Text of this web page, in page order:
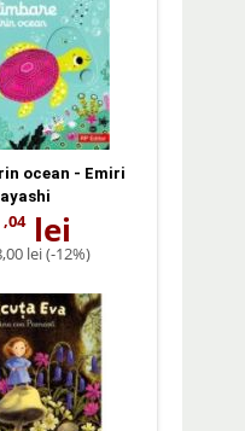
ocean - Emiri
,04lei
lei(-12%)